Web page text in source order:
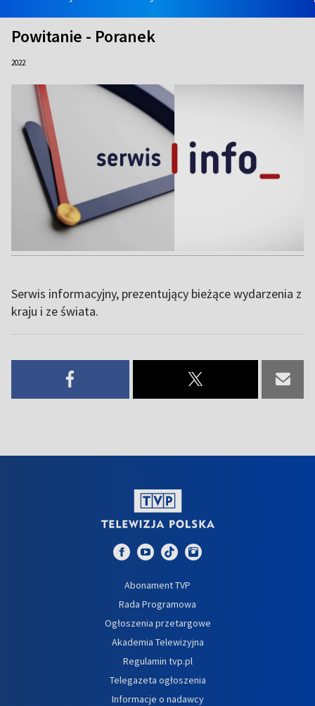
Powitanie - Poranek
2022
Serwis informacyjny, prezentujący bieżące wydarzenia z
kraju i ze świata.
Abonament TVP
Rada Programowa
Ogłoszenia przetargowe
Akademia Telewizyjna
Regulamin tvp.pl
Telegazeta ogłoszenia
Informacje o nadawcy